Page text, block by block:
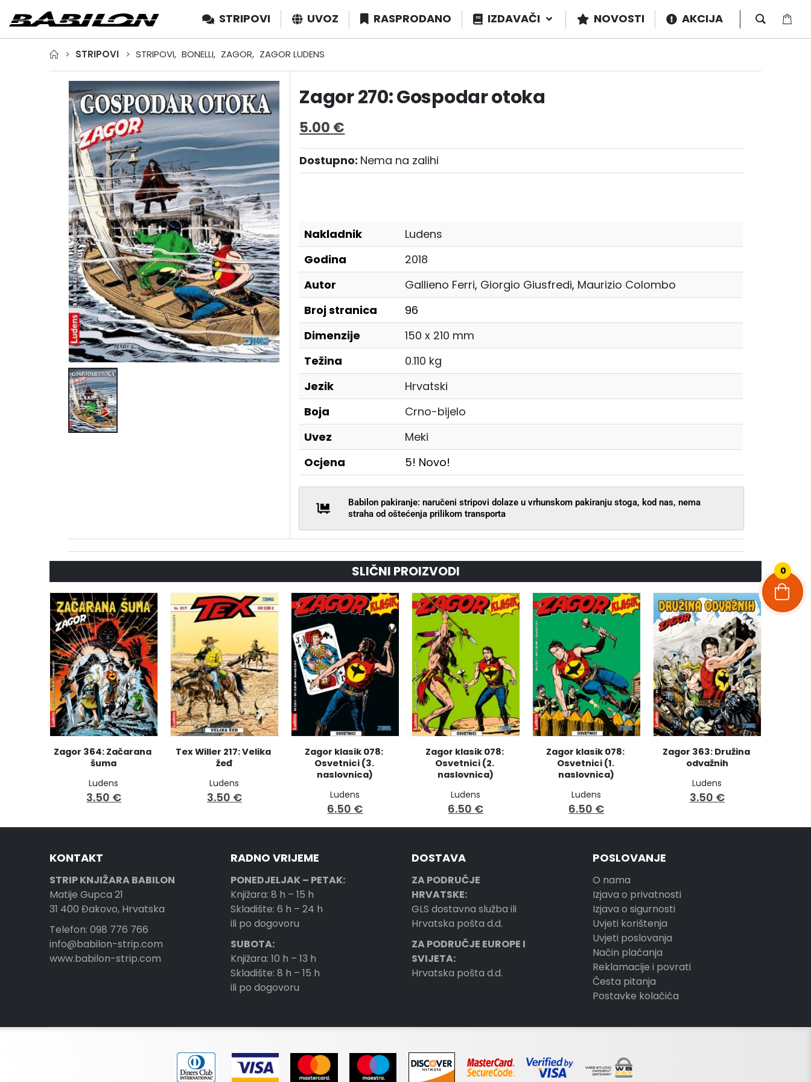
0
STRIPOVI UVOZ RASPRODANO IZDAVAČI NOVOSTI AKCIJA
STRIPOVI STRIPOVI, BONELLI, ZAGOR, ZAGOR LUDENS
Zagor 270: Gospodar otoka
5.00 €
Dostupno: Nema na zalihi
Nakladnik
Ludens
Godina
2018
Autor
Gallieno Ferri, Giorgio Giusfredi, Maurizio Colombo
Broj stranica
96
Dimenzije
150 x 210 mm
Težina
0.110 kg
Jezik
Hrvatski
Boja
Crno-bijelo
Uvez
Meki
Ocjena
5! Novo!
Babilon pakiranje: naručeni stripovi dolaze u vrhunskom pakiranju stoga, kod nas, nema
straha od oštećenja prilikom transporta
SLIČNI PROIZVODI
Zagor 364: Začarana
šuma
Ludens
3.50 €
Tex Willer 217: Velika
žeđ
Ludens
3.50 €
Zagor klasik 078:
Osvetnici (3.
naslovnica)
Ludens
6.50 €
Zagor klasik 078:
Osvetnici (2.
naslovnica)
Ludens
6.50 €
Zagor klasik 078:
Osvetnici (1.
naslovnica)
Ludens
6.50 €
Zagor 363: Družina
odvažnih
Ludens
3.50 €
KONTAKT
STRIP KNJIŽARA BABILON
Matije Gupca 21
31 400 Đakovo, Hrvatska
Telefon: 098 776 766
info@babilon-strip.com
www.babilon-strip.com
RADNO VRIJEME
PONEDJELJAK – PETAK:
Knjižara: 8 h – 15 h
Skladište: 6 h – 24 h
ili po dogovoru
SUBOTA:
Knjižara: 10 h – 13 h
Skladište: 8 h – 15 h
ili po dogovoru
DOSTAVA
ZA PODRUČJE
HRVATSKE:
GLS dostavna služba ili
Hrvatska pošta d.d.
ZA PODRUČJE EUROPE I
SVIJETA:
Hrvatska pošta d.d.
POSLOVANJE
O nama
Izjava o privatnosti
Izjava o sigurnosti
Uvjeti korištenja
Uvjeti poslovanja
Način plaćanja
Reklamacije i povrati
Česta pitanja
Postavke kolačića